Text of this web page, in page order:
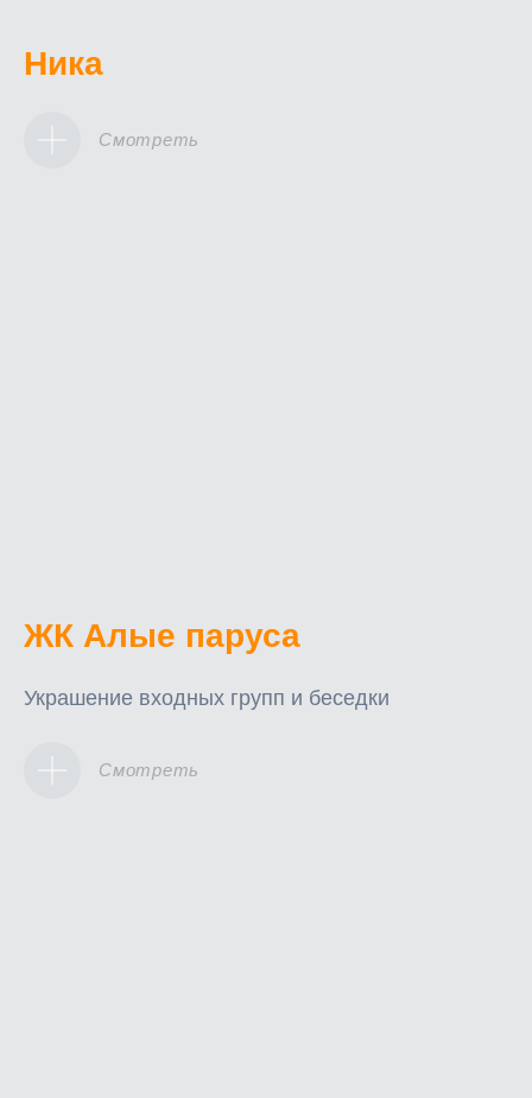
Ника
Смотреть
ЖК Алые паруса
Украшение входных групп и беседки
Смотреть